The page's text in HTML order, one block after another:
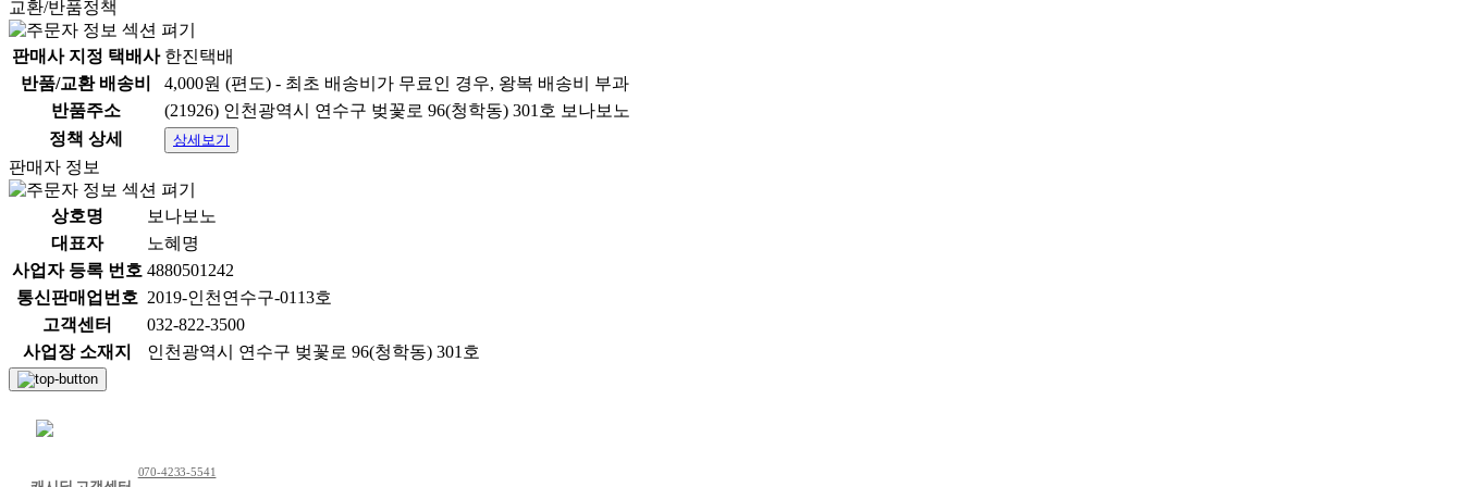
교환/반품정책
판매사 지정 택배사 한진택배
반품/교환 배송비
4,000원 (편도) - 최초 배송비가 무료인 경우, 왕복 배송비 부과
반품주소
(21926) 인천광역시 연수구 벚꽃로 96(청학동) 301호 보나보노
정책 상세
상세보기
판매자 정보
상호명
보나보노
대표자
노혜명
사업자 등록 번호 4880501242
통신판매업번호 2019-인천연수구-0113호
고객센터
032-822-3500
사업장 소재지
인천광역시 연수구 벚꽃로 96(청학동) 301호
070-4233-5541